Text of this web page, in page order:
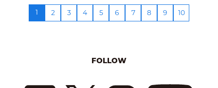
1 2 3 4 5 6 7 8 9 10
FOLLOW